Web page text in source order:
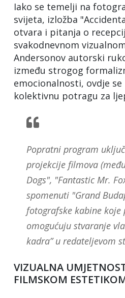
Iako se temelji na
svijeta, izložba
otvara i pitanja o
svakodnevnom
Andersonov autorski
između strogog
emocionalnosti, ovdje se
kolektivnu potragu za
Popratni program
projekcije filmova
Dogs", "Fantastic Mr.
spomenuti "Grand
fotografske kabine
omogućuju stvaranje
kadra” u redateljevom
VIZUALNA
FILMSKOM